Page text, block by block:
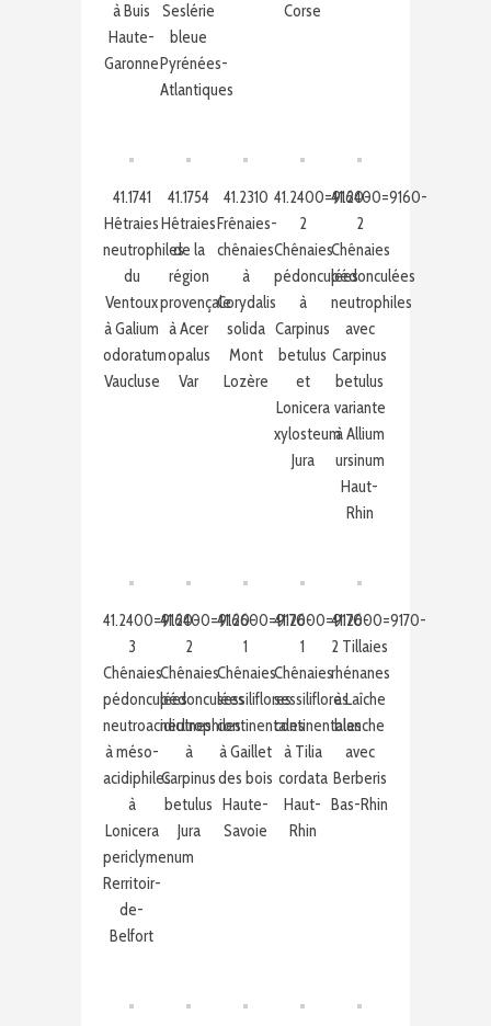
à Buis
Haute-
Garonne
Seslérie
bleue
Pyrénées-
Atlantiques
Corse
41.1741
Hêtraies
neutrophiles
du
Ventoux
à Galium
odoratum
Vaucluse
41.1754
Hêtraies
de la
région
provençale
à Acer
opalus
Var
41.2310
Frênaies-
chênaies
à
Corydalis
solida
Mont
Lozère
41.2400=9160-
2
Chênaies
pédonculées
à
Carpinus
betulus
et
Lonicera
xylosteum
Jura
41.2400=9160-
2
Chênaies
pédonculées
neutrophiles
avec
Carpinus
betulus
variante
à Allium
ursinum
Haut-
Rhin
41.2400=9160-
3
Chênaies
pédonculées
neutroacidiclines
à méso-
acidiphiles
à
Lonicera
periclymenum
Rerritoir-
de-
Belfort
41.2400=9160-
2
Chênaies
pédonculées
neutrophiles
à
Carpinus
betulus
Jura
41.2600=9170-
1
Chênaies
sessiliflores
continentales
à Gaillet
des bois
Haute-
Savoie
41.2600=9170-
1
Chênaies
sessiliflores
continentales
à Tilia
cordata
Haut-
Rhin
41.2600=9170-
2 Tillaies
rhénanes
à Laîche
blanche
avec
Berberis
Bas-Rhin